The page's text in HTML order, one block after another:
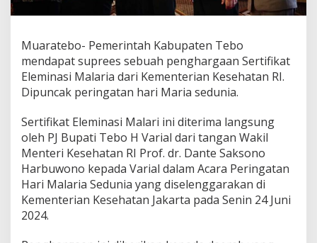
Muaratebo- Pemerintah Kabupaten Tebo
mendapat suprees sebuah penghargaan Sertifikat
Eleminasi Malaria dari Kementerian Kesehatan RI.
Dipuncak peringatan hari Maria sedunia.
Sertifikat Eleminasi Malari ini diterima langsung
oleh PJ Bupati Tebo H Varial dari tangan Wakil
Menteri Kesehatan RI Prof. dr. Dante Saksono
Harbuwono kepada Varial dalam Acara Peringatan
Hari Malaria Sedunia yang diselenggarakan di
Kementerian Kesehatan Jakarta pada Senin 24 Juni
2024.